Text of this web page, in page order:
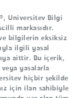
Universitev Bilgi
markasıdır.
bilgilerin eksiksiz
ilgili yasal
aittir. Bu içerik,
yasalarla
hiçbir şekilde
için ilan sahibiyle